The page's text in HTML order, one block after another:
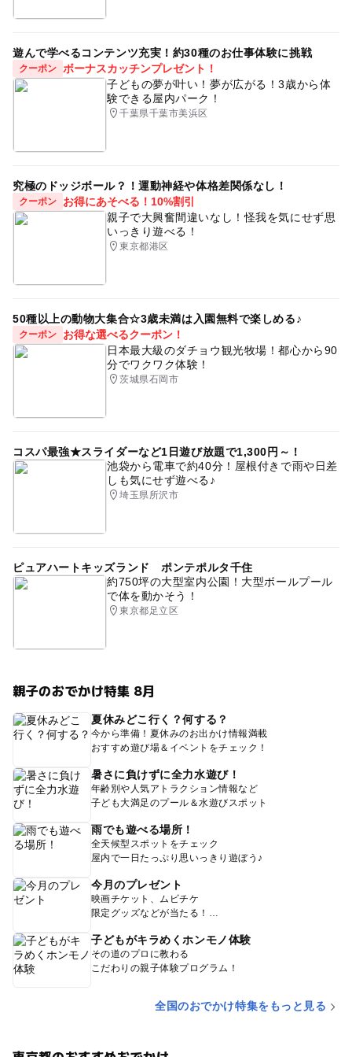
遊んで学べるコンテンツ充実！約30種のお仕事体験に挑戦
クーポン
ボーナスカッチンプレゼント！
子どもの夢が叶い！夢が広がる！3歳から体
験できる屋内パーク！
千葉県千葉市美浜区
究極のドッジボール？！運動神経や体格差関係なし！
クーポン
お得にあそべる！10%割引
親子で大興奮間違いなし！怪我を気にせず思
いっきり遊べる！
東京都港区
50種以上の動物大集合☆3歳未満は入園無料で楽しめる♪
クーポン
お得な選べるクーポン！
日本最大級のダチョウ観光牧場！都心から90
分でワクワク体験！
茨城県石岡市
コスパ最強★スライダーなど1日遊び放題で1,300円～！
池袋から電車で約40分！屋根付きで雨や日差
しも気にせず遊べる♪
埼玉県所沢市
ピュアハートキッズランド ポンテポルタ千住
約750坪の大型室内公園！大型ボールプール
で体を動かそう！
東京都足立区
親子のおでかけ特集 8月
夏休みどこ行く？何する？
今から準備！夏休みのお出かけ情報満載
おすすめ遊び場＆イベントをチェック！
暑さに負けずに全力水遊び！
年齢別や人気アトラクション情報など
子ども大満足のプール＆水遊びスポット
雨でも遊べる場所！
全天候型スポットをチェック
屋内で一日たっぷり思いっきり遊ぼう♪
今月のプレゼント
映画チケット、ムビチケ
限定グッズなどが当たる！
子どもがキラめくホンモノ体験
その道のプロに教わる
こだわりの親子体験プログラム！
全国のおでかけ特集をもっと見る